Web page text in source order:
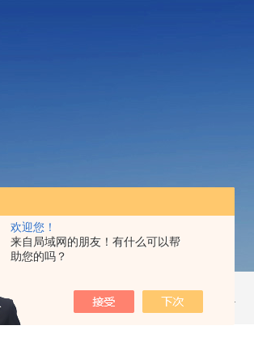
欢迎您！
来自局域网的朋友！有什么可以帮
助您的吗？
动物精子分析仪3600 公驴精子分析仪